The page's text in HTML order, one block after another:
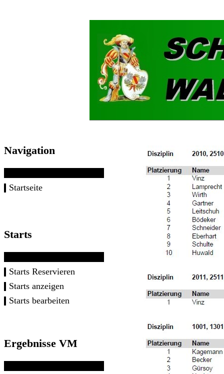
Navigation
Startseite
Starts
Starts Reservieren
Starts anzeigen
Starts bearbeiten
Ergebnisse VM